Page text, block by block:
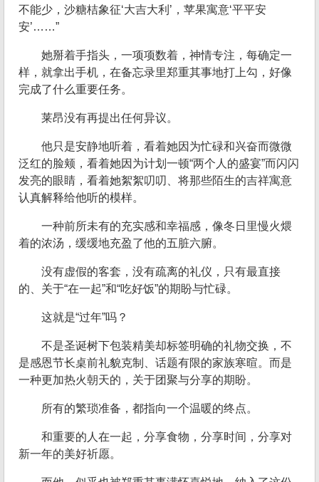
不能少，沙糖桔象征‘大吉大利’，苹果寓意‘平平安
安’……”
她掰着手指头，一项项数着，神情专注，每确定一
样，就拿出手机，在备忘录里郑重其事地打上勾，好像
完成了什么重要任务。
莱昂没有再提出任何异议。
他只是安静地听着，看着她因为忙碌和兴奋而微微
泛红的脸颊，看着她因为计划一顿“两个人的盛宴”而闪闪
发亮的眼睛，看着她絮絮叨叨、将那些陌生的吉祥寓意
认真解释给他听的模样。
一种前所未有的充实感和幸福感，像冬日里慢火煨
着的浓汤，缓缓地充盈了他的五脏六腑。
没有虚假的客套，没有疏离的礼仪，只有最直接
的、关于“在一起”和“吃好饭”的期盼与忙碌。
这就是“过年”吗？
不是圣诞树下包装精美却标签明确的礼物交换，不
是感恩节长桌前礼貌克制、话题有限的家族寒暄。而是
一种更加热火朝天的，关于团聚与分享的期盼。
所有的繁琐准备，都指向一个温暖的终点。
和重要的人在一起，分享食物，分享时间，分享对
新一年的美好祈愿。